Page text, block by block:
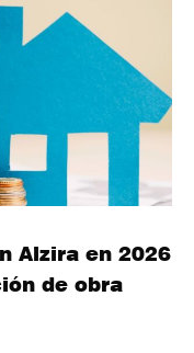
Alzira en 2026
de obra